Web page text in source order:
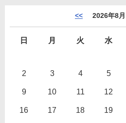
<< 2026年8月
日 月 火 水
2 3 4 5
9 10 11 12
16 17 18 19